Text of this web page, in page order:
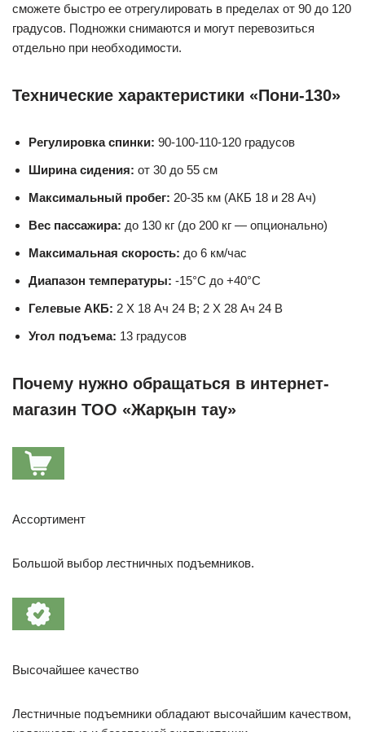
сможете быстро ее отрегулировать в пределах от 90 до 120
градусов. Подножки снимаются и могут перевозиться
отдельно при необходимости.
Технические характеристики «Пони-130»
Регулировка спинки: 90-100-110-120 градусов
Ширина сидения: от 30 до 55 см
Максимальный пробег: 20-35 км (АКБ 18 и 28 Ач)
Вес пассажира: до 130 кг (до 200 кг — опционально)
Максимальная скорость: до 6 км/час
Диапазон температуры: -15°C до +40°C
Гелевые АКБ: 2 X 18 Ач 24 В; 2 X 28 Ач 24 В
Угол подъема: 13 градусов
Почему нужно обращаться в интернет-
магазин ТОО «Жарқын тау»
Ассортимент
Большой выбор лестничных подъемников.
Высочайшее качество
Лестничные подъемники обладают высочайшим качеством,